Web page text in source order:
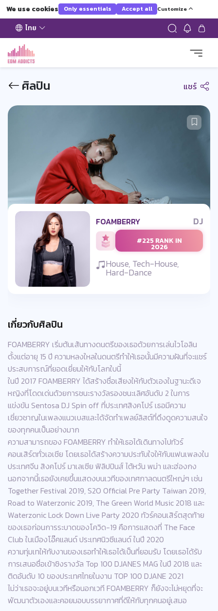
We use cookies Only essentials Accept all Customize
ไทย
ศิลปิน แชร์
FOAMBERRY DJ
#225 RANK IN
2026
House, Tech-House,
Hard-Dance
เกี่ยวกับศิลปิน
FOAMBERRY เริ่มต้นเส้นทางดนตรีของเธอด้วยการเล่นไวโอลิน
ตั้งแต่อายุ 15 ปี ความหลงใหลในดนตรีทำให้เธอนั้นมีความฝันที่จะแชร์
ประสบการณ์ที่ยอดเยี่ยมให้กับโลกใบนี้
ในปี 2017 FOAMBERRY ได้สร้างชื่อเสียงให้กับตัวเองในฐานะดีเจ
หญิงที่โดดเด่นด้วยการชนะรางวัลรองชนะเลิศอันดับ 2 ในการ
แข่งขัน Sentosa DJ Spin off ที่ประเทศสิงคโปร์ เธอมีความ
เชี่ยวชาญในเพลงแนวเบสและได้จัดทำเพลย์ลิสต์ที่ดึงดูดความสนใจ
ของทุกคนเป็นอย่างมาก
ความสามารถของ FOAMBERRY ทำให้เธอได้เดินทางไปทัวร์
คอนเสิร์ตทั่วเอเชีย โดยเธอได้สร้างความประทับใจให้กับแฟนเพลงใน
ประเทศจีน สิงคโปร์ มาเลเซีย ฟิลิปปินส์ ไต้หวัน พม่า และฮ่องกง
นอกจากนี้เธอยังเคยขึ้นแสดงบนเวทีของเทศกาลดนตรีใหญ่ๆ เช่น
Together Festival 2019, S2O Official Pre Party Taiwan 2019,
Road to Waterzonic 2019, The Green World Music 2018 และ
Waterzonic Lock Down Live Party 2020 ทัวร์คอนเสิร์ตสุดท้าย
ของเธอก่อนการระบาดของโควิด-19 คือการแสดงที่ The Face
Club ในเมืองโอ๊คแลนด์ ประเทศนิวซีแลนด์ ในปี 2020
ความทุ่มเทให้กับงานของเธอทำให้เธอได้เป็นที่ยอมรับ โดยเธอได้รับ
การเสนอชื่อเข้าชิงรางวัล Top 100 DJANES MAG ในปี 2018 และ
ติดอันดับ 10 ของประเทศไทยในงาน TOP 100 DJANE 2021
ไม่ว่าเธอจะอยู่บนเวทีหรือนอกเวที FOAMBERRY ก็ยังจะไม่หยุดที่จะ
พัฒนาตัวเองและคอยมอบบรรยากาศที่ดีให้กับทุกคนอยู่เสมอ